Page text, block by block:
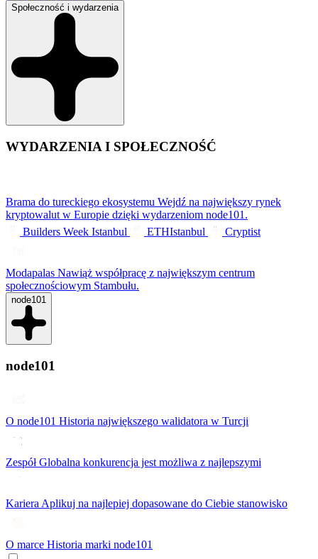
Społeczność i wydarzenia
WYDARZENIA I SPOŁECZNOŚĆ
Brama do tureckiego ekosystemu Wejdź na największy rynek
kryptowalut w Europie dzięki wydarzeniom node101.
Builders Week Istanbul
ETHIstanbul Cryptist
Modapalas Nawiąż współpracę z największym centrum
społecznościowym Stambułu.
node101
node101
O node101 Historia największego walidatora w Turcji
ZespółGlobalna konkurencja jest możliwa z najlepszymi
Kariera Aplikuj na najlepiej dopasowane do Ciebie stanowisko
O marce Historia marki node101